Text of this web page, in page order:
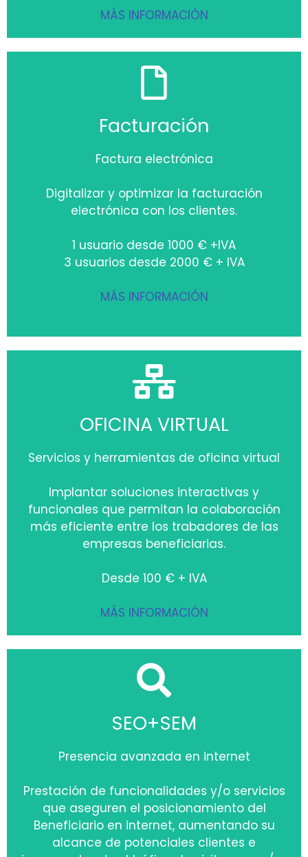
MÁS INFORMACIÓN
Facturación
Factura electrónica
Digitalizar y optimizar la facturación
electrónica con los clientes.
1 usuario desde 1000 € +IVA
3 usuarios desde 2000 € + IVA
MÁS INFORMACIÓN
OFICINA VIRTUAL
Servicios y herramientas de oficina virtual
Implantar soluciones interactivas y
funcionales que permitan la colaboración
más eficiente entre los trabadores de las
empresas beneficiarias.
Desde 100 € + IVA
MÁS INFORMACIÓN
SEO+SEM
Presencia avanzada en internet
Prestación de funcionalidades y/o servicios
que aseguren el posicionamiento del
Beneficiario en internet, aumentando su
alcance de potenciales clientes e